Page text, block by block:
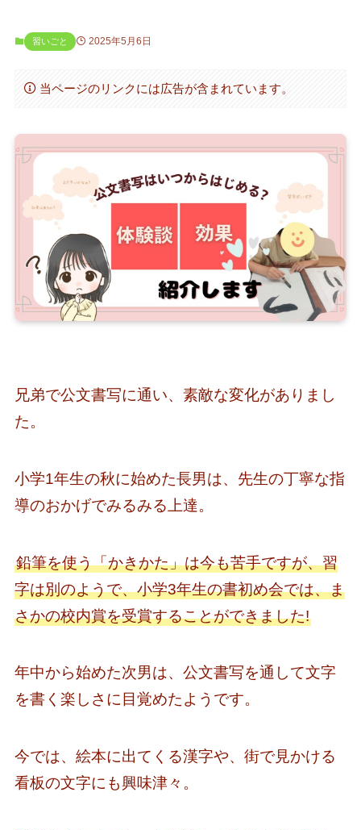
習いごと 2025年5月6日
当ページのリンクには広告が含まれています。
兄弟で公文書写に通い、素敵な変化がありまし
た。
小学1年生の秋に始めた長男は、先生の丁寧な指
導のおかげでみるみる上達。
鉛筆を使う「かきかた」は今も苦手ですが、習
字は別のようで、小学3年生の書初め会では、ま
さかの校内賞を受賞することができました!
年中から始めた次男は、公文書写を通して文字
を書く楽しさに目覚めたようです。
今では、絵本に出てくる漢字や、街で見かける
看板の文字にも興味津々。